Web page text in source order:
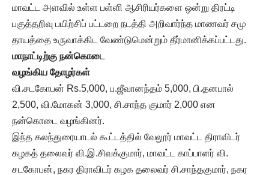
மாவட்ட அளவில் உள்ள பள்ளி ஆசிரியர்களை ஒன்று திரட்டி
பகுத்தறிவு பயிற்சிப் பட்டறை நடத்தி அறிவார்ந்த மாணவர் சமு
தாயத்தை உருவாக்கிட வேண்டுமென்றும் தீர்மானிக்கப்பட்டது.
மாநாட்டிற்கு நன்கொடை
வழங்கிய தோழர்கள்
வி.சடகோபன் Rs.5,000, ப.ஜீவானந்தம் 5,000, பி.தனபால்
2,500, வி.மோகன் 3,000, சி.சாந்த குமார் 2,000 என
நன்கொடை வழங்கினர்.
இந்த கலந்துரையாடல் கூட்டத்தில் வேலூர் மாவட்ட திராவிடர்
கழகத் தலைவர் வி.இ.சிவக்குமார், மாவட்ட காப்பாளர் வி.
சடகோபன், நகர திராவிடர் கழக தலைவர் சி.சாந்தகுமார், நகர